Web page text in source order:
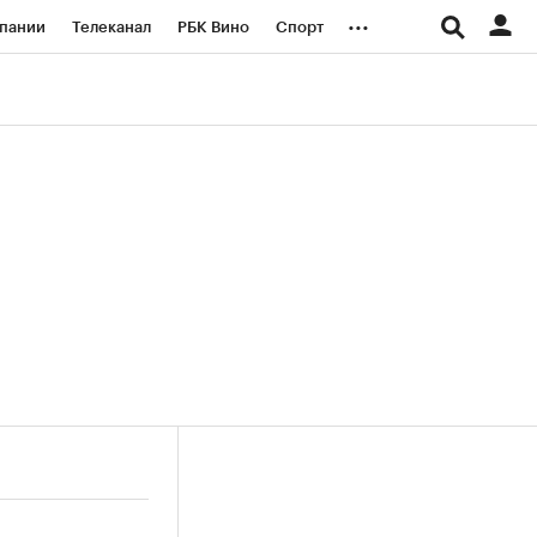
Телеканал РБК Вино Спорт ...